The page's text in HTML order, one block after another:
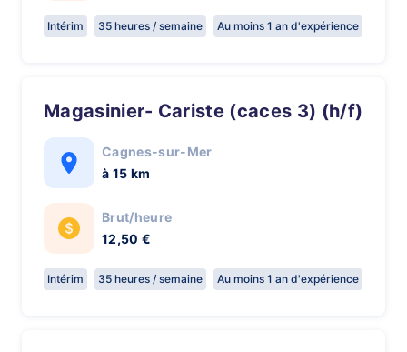
Intérim 35 heures / semaine Au moins 1 an d'expérience
Magasinier- Cariste (caces 3) (h/f)
Cagnes-sur-Mer
à 15 km
Brut/heure
12,50 €
Intérim 35 heures / semaine Au moins 1 an d'expérience